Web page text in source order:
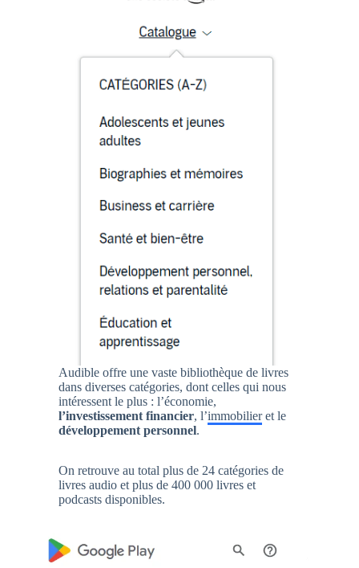
Audible offre une vaste bibliothèque de livres
dans diverses catégories, dont celles qui nous
intéressent le plus : l’économie,
l’investissement financier, l’immobilieret le
développement personnel.
On retrouve au total plus de 24 catégories de
livres audio et plus de 400 000 livres et
podcasts disponibles.